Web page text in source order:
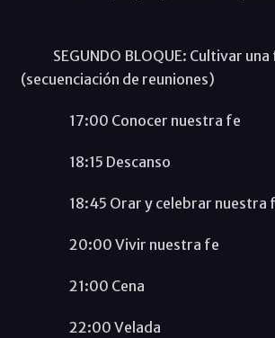
SEGUNDO BLOQUE: Cultivar una
(secuenciación de reuniones)
17:00 Conocer nuestra fe
18:15 Descanso
18:45 Orar y celebrar nuestra
20:00 Vivir nuestra fe
21:00 Cena
22:00 Velada